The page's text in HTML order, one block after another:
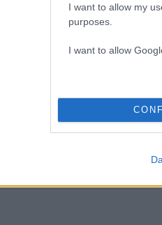
I want to allow my
purposes.
I want to allow
να
της –
από τη
η Ειρήνη
ανθρωποκτονίας σε
στιγμή του καυγά